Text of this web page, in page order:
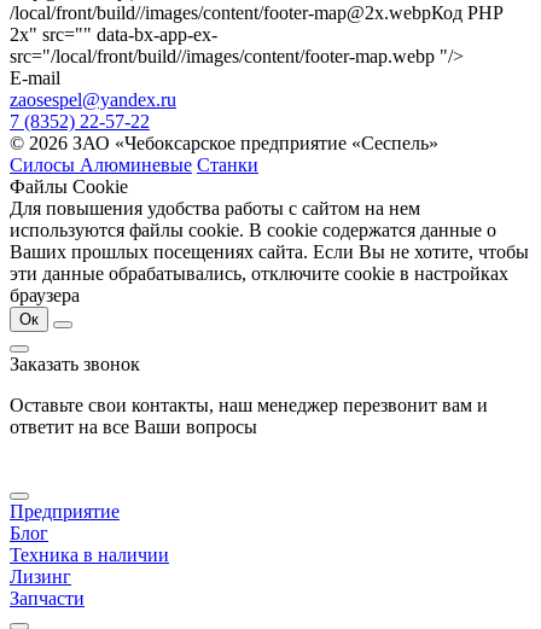
/local/front/build//images/content/footer-map@2x.webpКод PHP
2x" src="" data-bx-app-ex-
src="/local/front/build//images/content/footer-map.webp "/>
E-mail
zaosespel@yandex.ru
7 (8352) 22-57-22
© 2026 ЗАО «Чебоксарское предприятие «Сеспель»
Силосы Алюминевые Станки
Файлы Cookie
Для повышения удобства работы с сайтом на нем
используются файлы cookie. В cookie содержатся данные о
Ваших прошлых посещениях сайта. Если Вы не хотите, чтобы
эти данные обрабатывались, отключите cookie в настройках
браузера
Ок
Заказать звонок
Оставьте свои контакты, наш менеджер перезвонит вам и
ответит на все Ваши вопросы
Предприятие
Блог
Техника в наличии
Лизинг
Запчасти